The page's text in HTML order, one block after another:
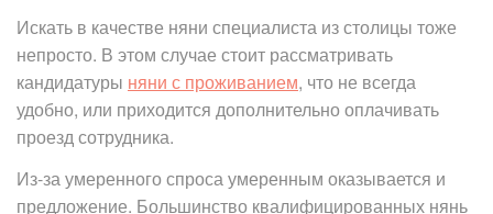
Искать в качестве няни специалиста из столицы тоже
непросто. В этом случае стоит рассматривать
кандидатуры няни с проживанием, что не всегда
удобно, или приходится дополнительно оплачивать
проезд сотрудника.
Из-за умеренного спроса умеренным оказывается и
предложение. Большинство квалифицированных нянь